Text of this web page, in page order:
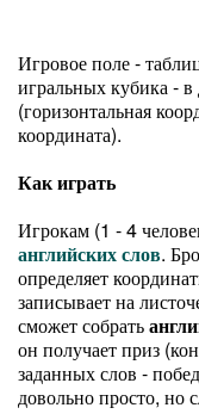
Игровое поле -
игральных кубика -
(горизонтальная
координата).
Как играть
Игрокам (1 - 4
английских слов.
определяет
записывает на
сможет собрать
он получает приз
заданных слов -
довольно просто, но